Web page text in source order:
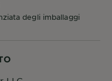
degli imballaggi